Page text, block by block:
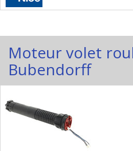
Moteur volet
Bubendorff